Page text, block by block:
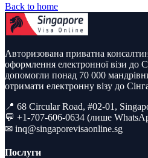
Back to home
Авторизована приватна
оформлення електронної візи до
допомогли понад 70 000
отримати електронну візу до
📍 68 Circular Road, #02-01,
💬 +1-707-606-0634 (лише
✉ inq@singaporevisaonline.sg
Послуги